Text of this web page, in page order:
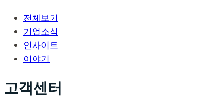
전체보기
기업소식
인사이트
이야기
고객센터